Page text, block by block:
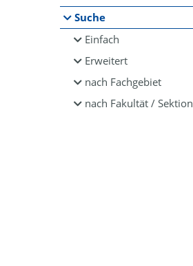
Suche
Einfach
Erweitert
nach Fachgebiet
nach Fakultät / Sektion